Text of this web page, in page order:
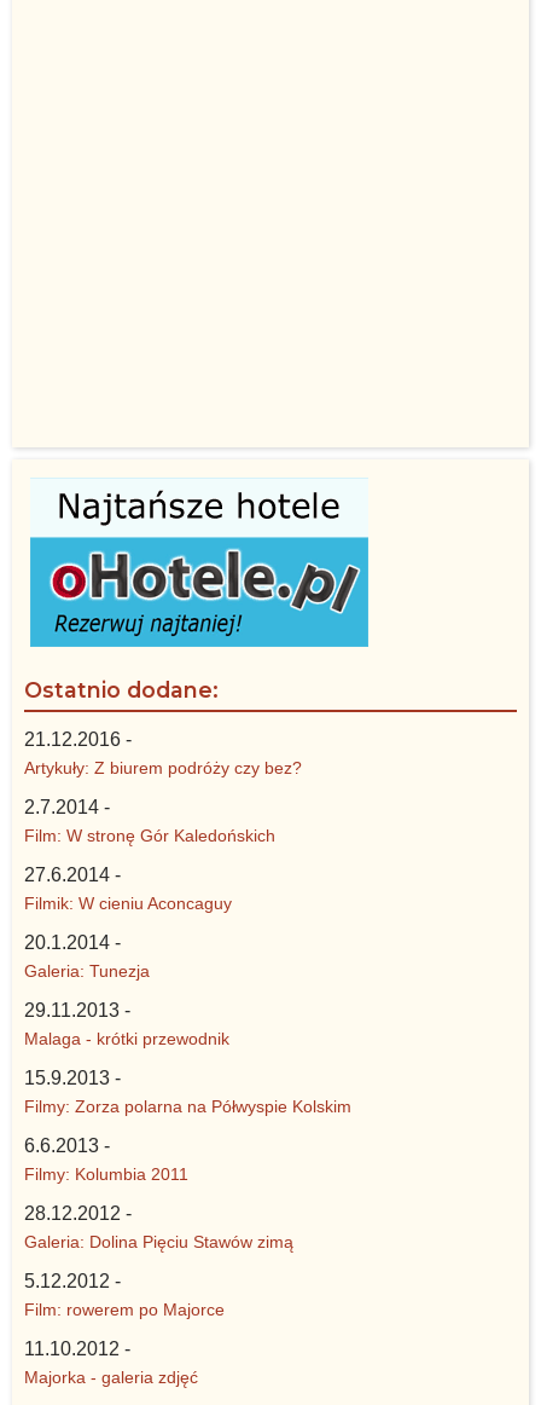
Ostatnio dodane:
21.12.2016 -
Artykuły: Z biurem podróży czy bez?
2.7.2014 -
Film: W stronę Gór Kaledońskich
27.6.2014 -
Filmik: W cieniu Aconcaguy
20.1.2014 -
Galeria: Tunezja
29.11.2013 -
Malaga - krótki przewodnik
15.9.2013 -
Filmy: Zorza polarna na Półwyspie Kolskim
6.6.2013 -
Filmy: Kolumbia 2011
28.12.2012 -
Galeria: Dolina Pięciu Stawów zimą
5.12.2012 -
Film: rowerem po Majorce
11.10.2012 -
Majorka - galeria zdjęć